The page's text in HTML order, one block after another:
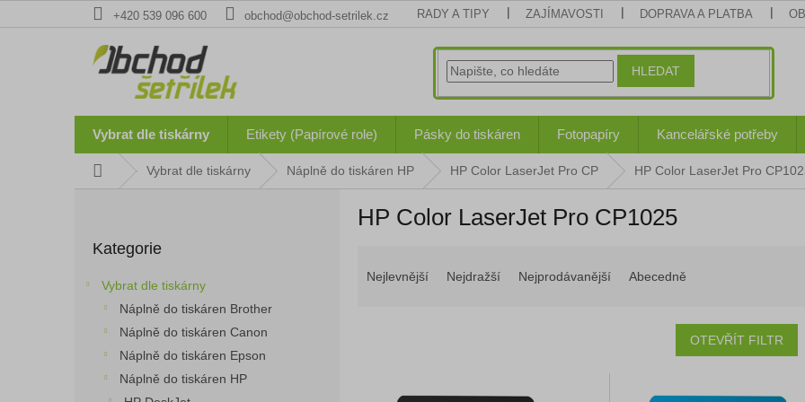
na
+420 539 096 600 obchod@obchod-setrilek.cz RADY A TIPY ZAJÍMAVOSTI DOPRAVA A PLATBA
HLEDAT
Vybrat dle tiskárny Etikety (Papírové role) Pásky do tiskáren Fotopapíry Kancelářské potřeby
Domů Vybrat dle tiskárny Náplně do tiskáren HP HP Color LaserJet Pro CP HP Color LaserJet Pro
kategorie
Kategorie
Vybrat dle tiskárny
Náplně do tiskáren Brother
Náplně do tiskáren Canon
Náplně do tiskáren Epson
Náplně do tiskáren HP
HP Color LaserJet Pro CP1025
Nejlevnější Nejdražší Nejprodávanější Abecedně
OTEVŘÍT FILTR